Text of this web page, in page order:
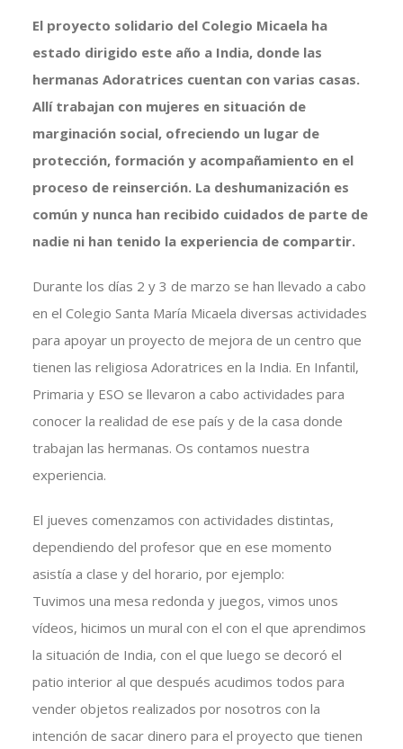
El proyecto solidario del Colegio Micaela ha
estado dirigido este año a India, donde las
hermanas Adoratrices cuentan con varias casas.
Allí trabajan con mujeres en situación de
marginación social, ofreciendo un lugar de
protección, formación y acompañamiento en el
proceso de reinserción. La deshumanización es
común y nunca han recibido cuidados de parte de
nadie ni han tenido la experiencia de compartir.
Durante los días 2 y 3 de marzo se han llevado a cabo
en el Colegio Santa María Micaela diversas actividades
para apoyar un proyecto de mejora de un centro que
tienen las religiosa Adoratrices en la India. En Infantil,
Primaria y ESO se llevaron a cabo actividades para
conocer la realidad de ese país y de la casa donde
trabajan las hermanas. Os contamos nuestra
experiencia.
El jueves comenzamos con actividades distintas,
dependiendo del profesor que en ese momento
asistía a clase y del horario, por ejemplo:
Tuvimos una mesa redonda y juegos, vimos unos
vídeos, hicimos un mural con el con el que aprendimos
la situación de India, con el que luego se decoró el
patio interior al que después acudimos todos para
vender objetos realizados por nosotros con la
intención de sacar dinero para el proyecto que tienen